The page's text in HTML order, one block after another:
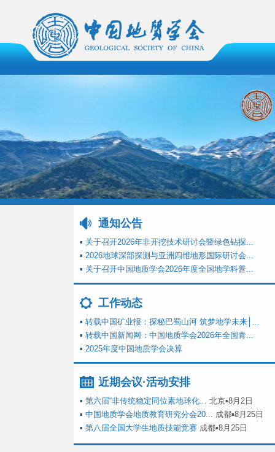
通知公告
▪ 关于召开2026年非开挖技术研讨会暨绿色钻探...
▪ 2026地球深部探测与亚洲四维地形国际研讨会...
▪ 关于召开中国地质学会2026年度全国地学科普...
工作动态
▪ 转载中国矿业报：探秘巴蜀山河 筑梦地学未来│...
▪ 转载中国新闻网：中国地质学会2026年全国青...
▪ 2025年度中国地质学会决算
近期会议·活动安排
▪ 第六届“非传统稳定同位素地球化... 北京▪8月2日
▪ 中国地质学会地质教育研究分会20... 成都▪8月25日
▪ 第八届全国大学生地质技能竞赛 成都▪8月25日